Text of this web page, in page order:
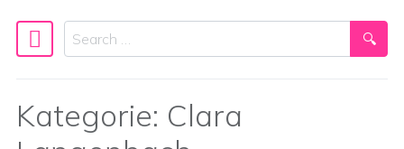
Main Navigation
Search
Kategorie: Clara